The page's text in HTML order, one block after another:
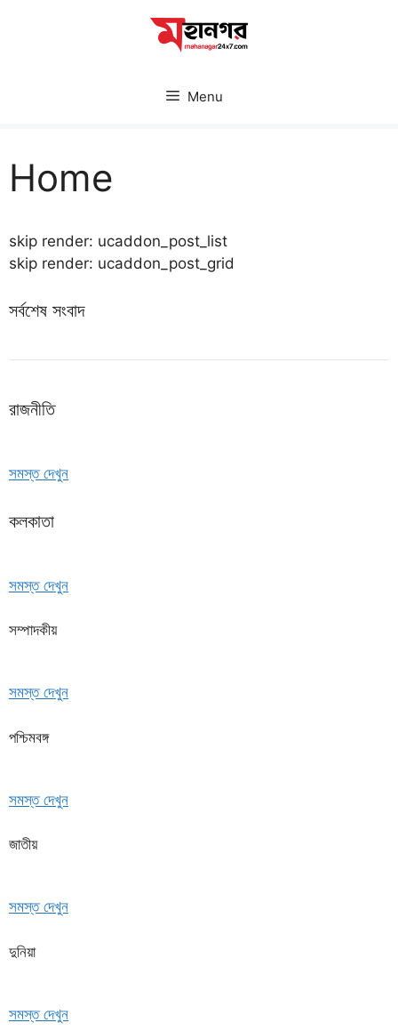
Menu
Home
skip render: ucaddon_post_list
skip render: ucaddon_post_grid
সর্বশেষ সংবাদ
রাজনীতি
সমস্ত দেখুন
কলকাতা
সমস্ত দেখুন
সম্পাদকীয়
সমস্ত দেখুন
পশ্চিমবঙ্গ
সমস্ত দেখুন
জাতীয়
সমস্ত দেখুন
দুনিয়া
সমস্ত দেখুন